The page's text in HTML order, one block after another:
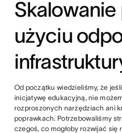
Skalowanie
użyciu
Od początku wiedzieliśmy, że
inicjatywę edukacyjną, nie
rozproszonych narzędziach ani
poprawkach. Potrzebowaliśmy
czegoś, co mogłoby rozwijać się